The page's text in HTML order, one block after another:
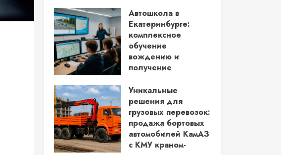
более
22.06.2026
Автошкола в
Екатеринбурге:
комплексное
обучение
вождению и
получение
03.06.2026
Уникальные
решения для
грузовых перевозок:
продажа бортовых
автомобилей КамАЗ
с КМУ краном-